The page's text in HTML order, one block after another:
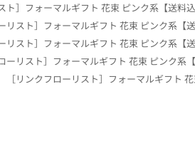
ト］フォーマルギフト 花束 ピンク系【送料込
リスト］フォーマルギフト 花束 ピンク系【送
リスト］フォーマルギフト 花束 ピンク系【送
ーリスト］フォーマルギフト 花束 ピンク系
［リンクフローリスト］フォーマルギフト